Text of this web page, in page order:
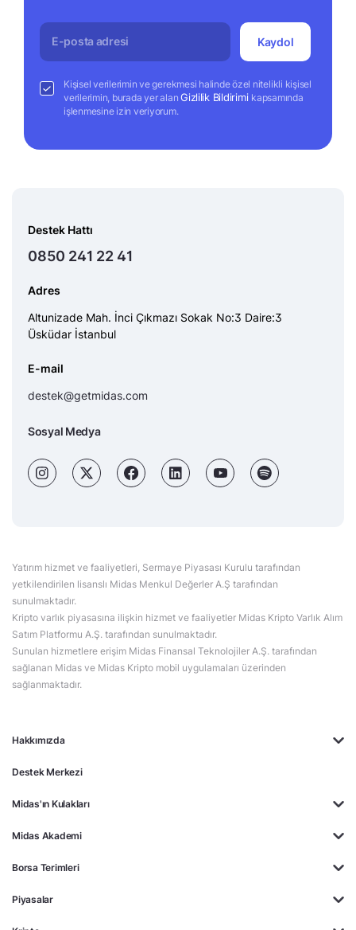
Kaydol
Kişisel verilerimin ve gerekmesi halinde özel nitelikli kişisel
verilerimin, burada yer alanGizlilik Bildirimi kapsamında
işlenmesine izin veriyorum.
Hakkımızda
Destek Merkezi
Midas'ın Kulakları
Midas Akademi
Borsa Terimleri
Piyasalar
Destek Hattı
0850 241 22 41
Adres
Altunizade Mah. İnci Çıkmazı Sokak No:3 Daire:3
Üsküdar İstanbul
E-mail
destek@getmidas.com
Sosyal Medya
Yatırım hizmet ve faaliyetleri, Sermaye Piyasası Kurulu tarafından
yetkilendirilen lisanslı Midas Menkul Değerler A.Ş tarafından
sunulmaktadır.
Kripto varlık piyasasına ilişkin hizmet ve faaliyetler Midas Kripto Varlık Alım
Satım Platformu A.Ş. tarafından sunulmaktadır.
Sunulan hizmetlere erişim Midas Finansal Teknolojiler A.Ş. tarafından
sağlanan Midas ve Midas Kripto mobil uygulamaları üzerinden
sağlanmaktadır.